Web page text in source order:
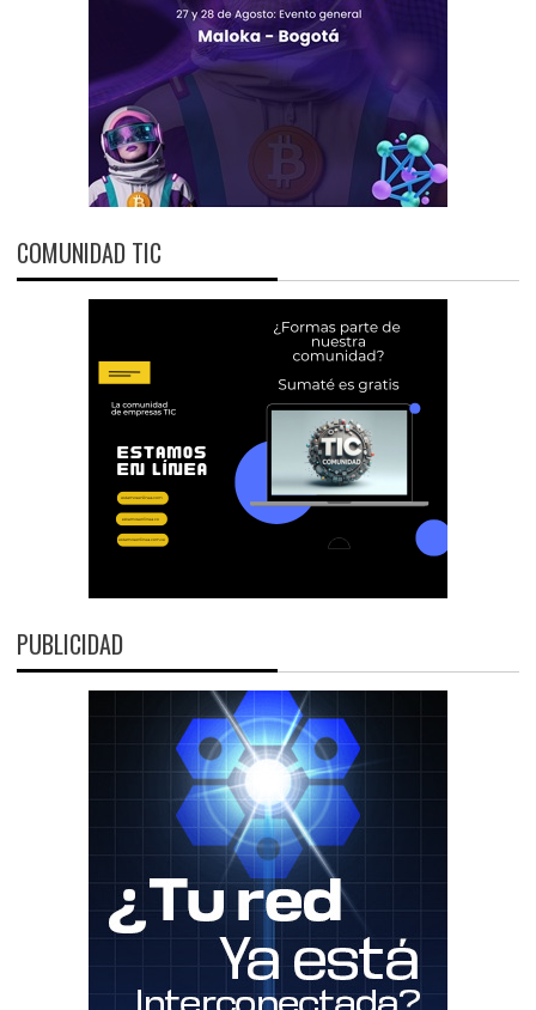
COMUNIDAD TIC
PUBLICIDAD